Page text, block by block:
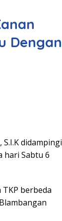
Dengan
didampingi
hari Sabtu 6
berbeda